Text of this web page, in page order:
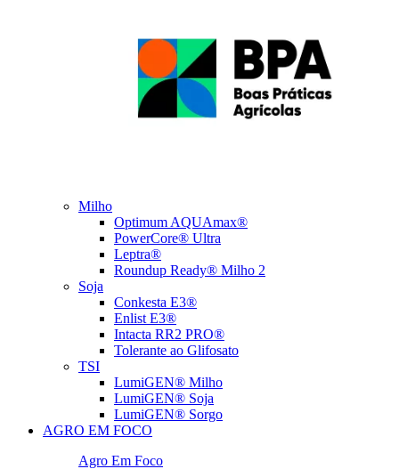
Milho
Optimum AQUAmax®
PowerCore® Ultra
Leptra®
Roundup Ready® Milho 2
Soja
Conkesta E3®
Enlist E3®
Intacta RR2 PRO®
Tolerante ao Glifosato
TSI
LumiGEN® Milho
LumiGEN® Soja
LumiGEN® Sorgo
AGRO EM FOCO
Agro Em Foco